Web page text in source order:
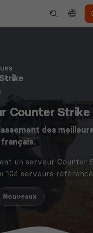
Counter Strike
des
français.
un serveur Counter
104 serveurs
Nouveaux